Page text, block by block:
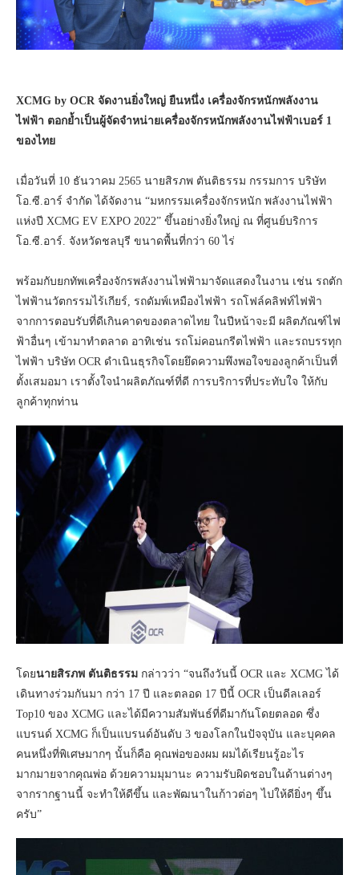
XCMG by OCR จัดงานยิ่งใหญ่ ยืนหนึ่ง เครื่องจักรหนักพลังงาน
ไฟฟ้า ตอกย้ำเป็นผู้จัดจำหน่ายเครื่องจักรหนักพลังงานไฟฟ้าเบอร์ 1
ของไทย
เมื่อวันที่ 10 ธันวาคม 2565 นายสิรภพ ตันติธรรม กรรมการ บริษัท
โอ.ซี.อาร์ จำกัด ได้จัดงาน “มหกรรมเครื่องจักรหนัก พลังงานไฟฟ้า
แห่งปี XCMG EV EXPO 2022” ขึ้นอย่างยิ่งใหญ่ ณ ที่ศูนย์บริการ
โอ.ซี.อาร์. จังหวัดชลบุรี ขนาดพื้นที่กว่า 60 ไร่
พร้อมกับยกทัพเครื่องจักรพลังงานไฟฟ้ามาจัดแสดงในงาน เช่น รถตัก
ไฟฟ้านวัตกรรมไร้เกียร์, รถดัมพ์เหมืองไฟฟ้า รถโฟล์คลิฟท์ไฟฟ้า
จากการตอบรับที่ดีเกินคาดของตลาดไทย ในปีหน้าจะมี ผลิตภัณฑ์ไฟ
ฟ้าอื่นๆ เข้ามาทำตลาด อาทิเช่น รถโม่คอนกรีตไฟฟ้า และรถบรรทุก
ไฟฟ้า บริษัท OCR ดำเนินธุรกิจโดยยึดความพึงพอใจของลูกค้าเป็นที่
ตั้งเสมอมา เราตั้งใจนำผลิตภัณฑ์ที่ดี การบริการที่ประทับใจ ให้กับ
ลูกค้าทุกท่าน
โดยนายสิรภพ ตันติธรรม กล่าวว่า “จนถึงวันนี้ OCR และ XCMG ได้
เดินทางร่วมกันมา กว่า 17 ปี และตลอด 17 ปีนี้ OCR เป็นดีลเลอร์
Top10 ของ XCMG และได้มีความสัมพันธ์ที่ดีมากันโดยตลอด ซึ่ง
แบรนด์ XCMG ก็เป็นแบรนด์อันดับ 3 ของโลกในปัจจุบัน และบุคคล
คนหนึ่งที่พิเศษมากๆ นั้นก็คือ คุณพ่อของผม ผมได้เรียนรู้อะไร
มากมายจากคุณพ่อ ด้วยความมุมานะ ความรับผิดชอบในด้านต่างๆ
จากรากฐานนี้ จะทำให้ดีขึ้น และพัฒนาในก้าวต่อๆ ไปให้ดียิ่งๆ ขึ้น
ครับ”